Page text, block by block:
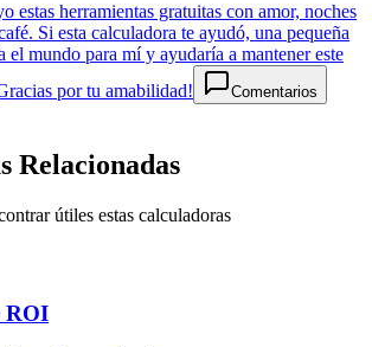
estas herramientas gratuitas con amor, noches
Si esta calculadora te ayudó, una pequeña
el mundo para mí y ayudaría a mantener este
por tu amabilidad!
Comentarios
Relacionadas
útiles estas calculadoras
ROI